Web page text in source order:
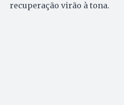
recuperação virão à tona.